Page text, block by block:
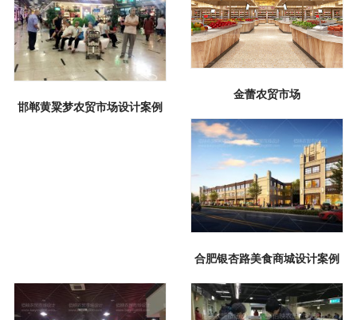
邯郸黄粱梦农贸市场设计案例
金蕾农贸市场
合肥银杏路美食商城设计案例